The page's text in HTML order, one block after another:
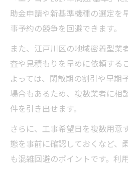
助金申請や新基準機種の選定を
事予約の競争を回避できます。
また、江戸川区の地域密着型業
査や見積もりを早めに依頼する
よっては、閑散期の割引や早期
場合もあるため、複数業者に相
件を引き出せます。
さらに、工事希望日を複数用意
態を事前に確認しておくなど、
も混雑回避のポイントです。利